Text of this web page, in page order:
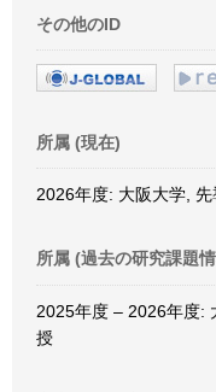
その他のID
所属 (現在)
2026年度: 大阪大学,
所属 (過去の研究課題
2025年度 – 2026年度:
授